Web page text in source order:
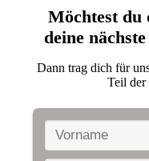
Möchtest
deine
Dann trag dich für
Teil der